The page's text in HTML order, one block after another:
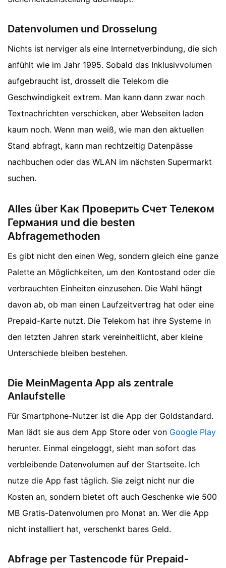
Datenvolumen und Drosselung
Nichts ist nerviger als eine Internetverbindung, die sich
anfühlt wie im Jahr 1995. Sobald das Inklusivvolumen
aufgebraucht ist, drosselt die Telekom die
Geschwindigkeit extrem. Man kann dann zwar noch
Textnachrichten verschicken, aber Webseiten laden
kaum noch. Wenn man weiß, wie man den aktuellen
Stand abfragt, kann man rechtzeitig Datenpässe
nachbuchen oder das WLAN im nächsten Supermarkt
suchen.
Alles über Как Проверить Счет Телеком
Германия und die besten
Abfragemethoden
Es gibt nicht den einen Weg, sondern gleich eine ganze
Palette an Möglichkeiten, um den Kontostand oder die
verbrauchten Einheiten einzusehen. Die Wahl hängt
davon ab, ob man einen Laufzeitvertrag hat oder eine
Prepaid-Karte nutzt. Die Telekom hat ihre Systeme in
den letzten Jahren stark vereinheitlicht, aber kleine
Unterschiede bleiben bestehen.
Die MeinMagenta App als zentrale
Anlaufstelle
Für Smartphone-Nutzer ist die App der Goldstandard.
Man lädt sie aus dem App Store oder von Google Play
herunter. Einmal eingeloggt, sieht man sofort das
verbleibende Datenvolumen auf der Startseite. Ich
nutze die App fast täglich. Sie zeigt nicht nur die
Kosten an, sondern bietet oft auch Geschenke wie 500
MB Gratis-Datenvolumen pro Monat an. Wer die App
nicht installiert hat, verschenkt bares Geld.
Abfrage per Tastencode für Prepaid-